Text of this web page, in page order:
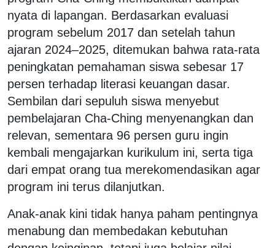
nyata di lapangan. Berdasarkan evaluasi
program sebelum 2017 dan setelah tahun
ajaran 2024–2025, ditemukan bahwa rata-rata
peningkatan pemahaman siswa sebesar 17
persen terhadap literasi keuangan dasar.
Sembilan dari sepuluh siswa menyebut
pembelajaran Cha-Ching menyenangkan dan
relevan, sementara 96 persen guru ingin
kembali mengajarkan kurikulum ini, serta tiga
dari empat orang tua merekomendasikan agar
program ini terus dilanjutkan.
Anak-anak kini tidak hanya paham pentingnya
menabung dan membedakan kebutuhan